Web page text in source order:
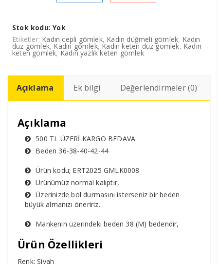
Stok kodu:Yok
Etiketler: Kadın cepli gömlek, Kadın düğmeli gömlek, Kadın
düz gömlek, Kadın gömlek, Kadın keten düz gömlek, Kadın
keten gömlek, Kadın yazlık keten gömlek
Açıklama Ek bilgi Değerlendirmeler (0)
Açıklama
500 TL ÜZERİ KARGO BEDAVA.
Beden 36-38-40-42-44
Ürün kodu; ERT2025 GMLK0008
Ürünümüz normal kalıptır,
Üzerinizde bol durmasını isterseniz bir beden
büyük almanızı öneririz.
Mankenin üzerindeki beden 38 (M) bedendir,
Ürün Özellikleri
Renk; Siyah